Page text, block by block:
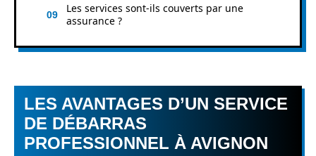
Les services sont-ils couverts par une
assurance ?
LES AVANTAGES D’UN SERVICE
DE DÉBARRAS
PROFESSIONNEL À AVIGNON